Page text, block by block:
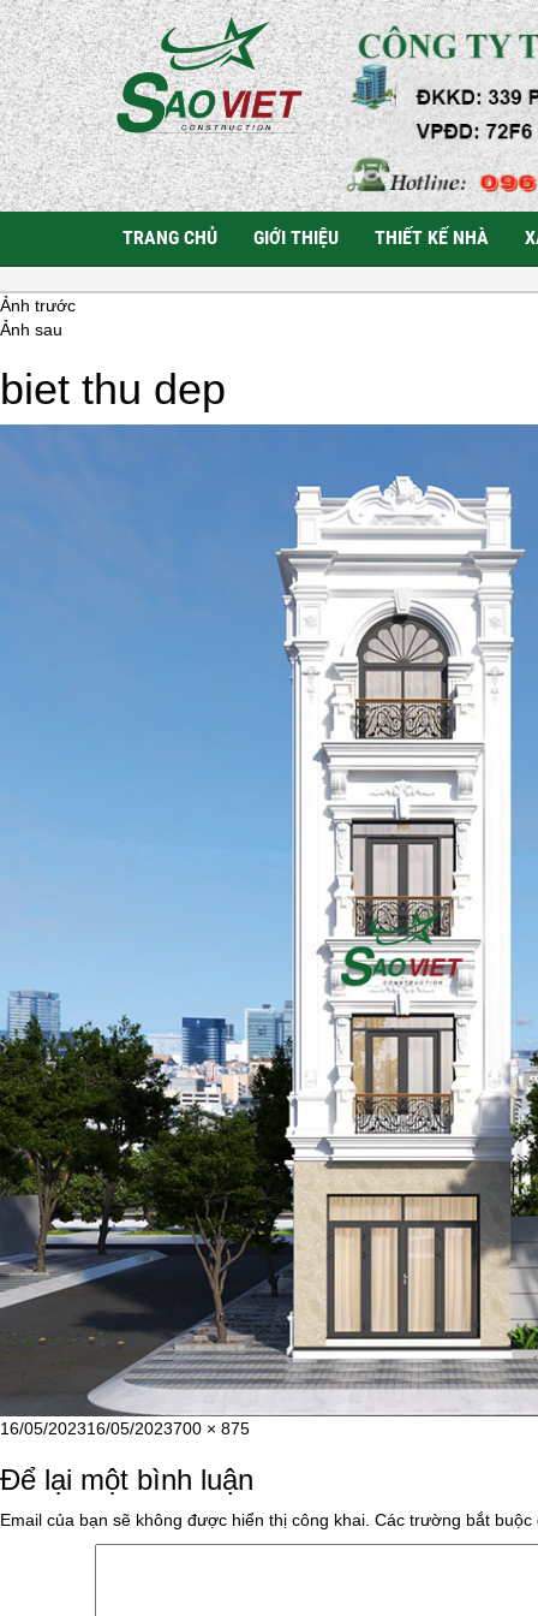
TRANG CHỦ GIỚI THIỆU THIẾT KẾ NHÀ
Ảnh trước
Ảnh sau
biet thu dep
Đăng
ngày
16/05/202316/05/2023Kích
đầy
700 × 875
Để lại một bình luận
Email của bạn sẽ không được hiển thị công khai. Các trường bắt buộc